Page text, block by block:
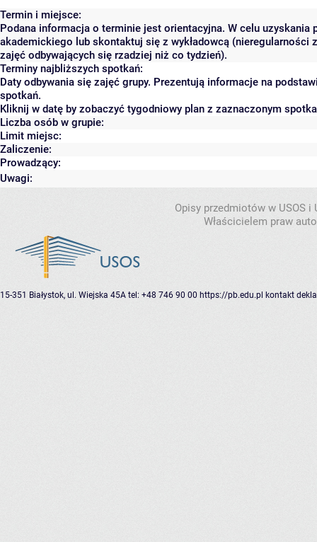
Termin i miejsce:
Podana informacja o terminie jest orientacyjna. W celu
akademickiego lub skontaktuj się z wykładowcą (nieregularności
zajęć odbywających się rzadziej niż co tydzień).
Terminy najbliższych spotkań:
Daty odbywania się zajęć grupy. Prezentują informacje na
spotkań.
Kliknij w datę by zobaczyć tygodniowy plan z zaznaczonym
Liczba osób w grupie:
Limit miejsc:
Zaliczenie:
Prowadzący:
Uwagi:
Opisy przedmiotów w USOS
Właścicielem praw
15-351 Białystok, ul. Wiejska 45A tel: +48 746 90 00 https://pb.edu.pl kontakt